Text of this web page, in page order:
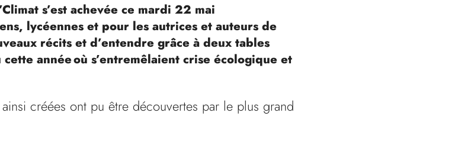
s’est achevée ce mardi 22 mai
lycéennes et pour les autrices et auteurs de
récits et d’entendre grâce à deux tables
année où s’entremêlaient crise écologique et
créées ont pu être découvertes par le plus grand